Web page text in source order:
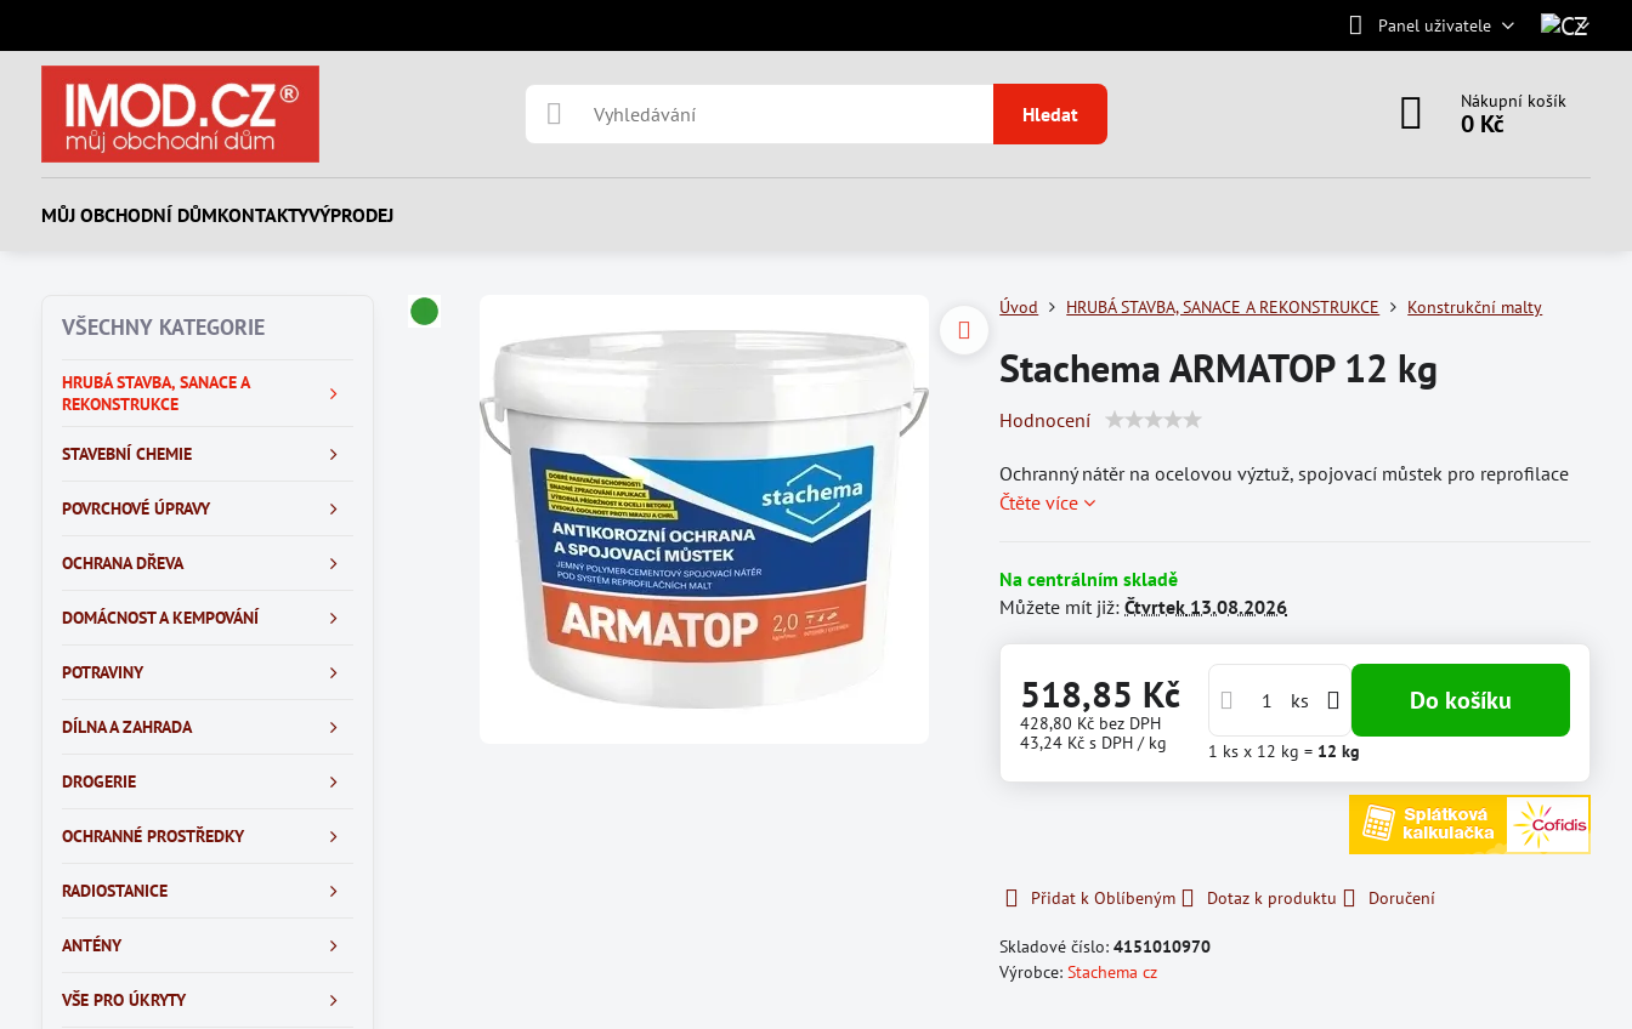
Panel uživatele
Hledat
Nákupní košík
0 Kč
MŮJ OBCHODNÍ DŮMKONTAKTYVÝPRODEJ
Úvod HRUBÁ STAVBA, SANACE A REKONSTRUKCE Konstrukční malty
Stachema ARMATOP 12 kg
Hodnocení
Ochranný nátěr na ocelovou výztuž, spojovací můstek pro reprofilace
Čtěte více
Na centrálním skladě
Můžete mít již:Čtvrtek 13.08.2026
518,85 Kč
428,80 Kč bez DPH
43,24 Kč s DPH / kg
ks Do košíku
1 ksx 12 kg = 12 kg
Přidat k Oblíbeným Dotaz k produktu Doručení
Skladové číslo:4151010970
Výrobce:Stachema cz
VŠECHNY KATEGORIE
HRUBÁ STAVBA, SANACE A
REKONSTRUKCE
STAVEBNÍ CHEMIE
POVRCHOVÉ ÚPRAVY
OCHRANA DŘEVA
DOMÁCNOST A KEMPOVÁNÍ
POTRAVINY
DÍLNA A ZAHRADA
DROGERIE
OCHRANNÉ PROSTŘEDKY
RADIOSTANICE
ANTÉNY
VŠE PRO ÚKRYTY